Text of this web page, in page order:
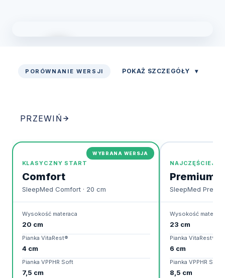
PORÓWNANIE WERSJI POKAŻ SZCZEGÓŁY ▾
PRZEWIŃ
WYBRANA WERSJA
KLASYCZNY START
Comfort
SleepMed Comfort · 20 cm
Wysokość materaca
20 cm
Pianka VitaRest®
4 cm
Pianka VPPHR Soft
7,5 cm
NAJCZĘŚCIEJ
Premium
SleepMed
Wysokość materaca
23 cm
Pianka VitaRest®
6 cm
Pianka VPPHR Soft
8,5 cm